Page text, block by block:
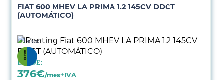
FIAT 600 MHEV LA PRIMA 1.2 145CV DDCT
(AUTOMÁTICO)
Híbrido
Desde:
376€/mes+IVA